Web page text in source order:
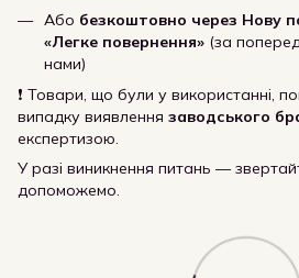
Або безкоштовно через Нову
«Легке повернення» (за
нами)
❗ Товари, що були у використанні,
випадку виявлення заводського
експертизою.
У разі виникнення питань —
допоможемо.